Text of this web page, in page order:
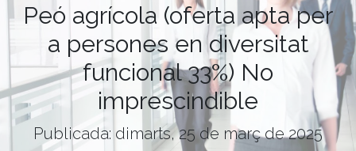
Peó agrícola (oferta apta per
a persones en diversitat
funcional 33%) No
imprescindible
Publicada: dimarts, 25 de març de 2025